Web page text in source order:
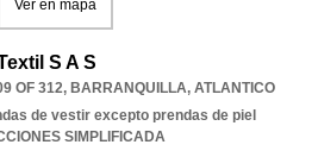
Ver en mapa
S A S
OF 312, BARRANQUILLA, ATLANTICO
de vestir excepto prendas de piel
SIMPLIFICADA